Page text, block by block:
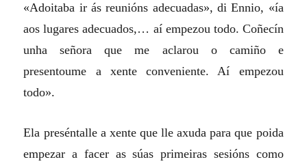
«Adoitaba ir ás reunións adecuadas», di Ennio, «ía
aos lugares adecuados,… aí empezou todo. Coñecín
unha señora que me aclarou o camiño e
presentoume a xente conveniente. Aí empezou
todo».
Ela preséntalle a xente que lle axuda para que poida
empezar a facer as súas primeiras sesións como